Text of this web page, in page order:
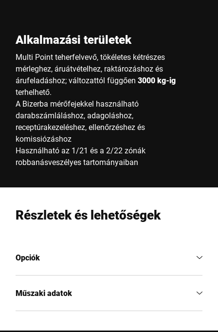
Alkalmazási területek
Multi Point teherfelvevő, tökéletes kétrészes
mérleghez, áruátvételhez, raktározáshoz és
árufeladáshoz; változattól függően 3000 kg-ig
terhelhető.
A Bizerba mérőfejekkel használható
darabszámláláshoz, adagoláshoz,
receptúrakezeléshez, ellenőrzéshez és
komissiózáshoz
Használható az 1/21 és a 2/22 zónák
robbanásveszélyes tartományaiban
Részletek és lehetőségek
Opciók
Műszaki adatok